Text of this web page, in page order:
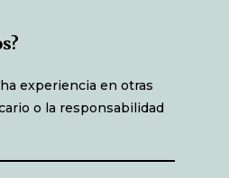
experiencia en otras
o la responsabilidad